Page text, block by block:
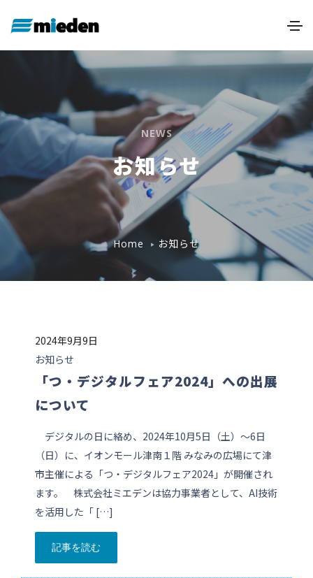
NEWS
お知らせ
Home お知らせ
2024年9月9日
お知らせ
「つ・デジタルフェア2024」への出展
について
デジタルの日に絡め、2024年10月5日（土）〜6日
（日）に、イオンモール津南１階 みなみの広場にて津
市主催による「つ・デジタルフェア2024」が開催され
ます。 株式会社ミエデンは協力事業者として、AI技術
を活用した「 […]
記事を読む